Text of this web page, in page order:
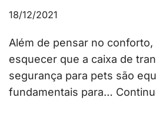
18/12/2021
Além de pensar no
esquecer que a caixa de
segurança para pets são
fundamentais para…